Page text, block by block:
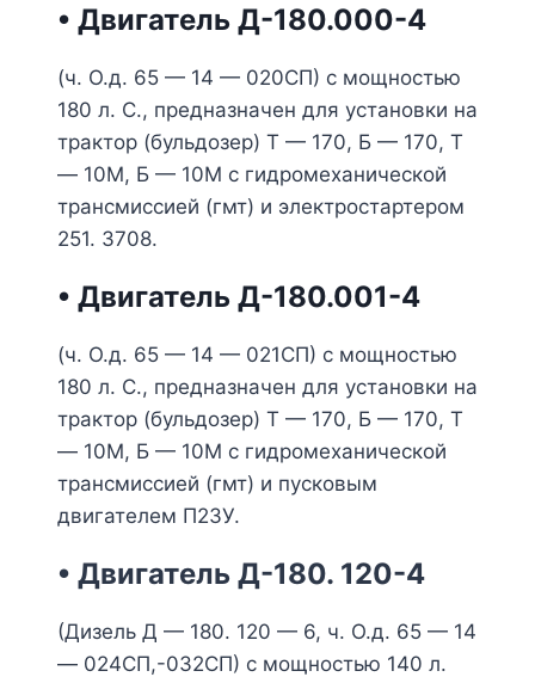
• Двигатель Д-180.000-4
(ч. О.д. 65 — 14 — 020СП) с мощностью
180 л. С., предназначен для установки на
трактор (бульдозер) Т — 170, Б — 170, Т
— 10М, Б — 10М с гидромеханической
трансмиссией (гмт) и электростартером
251. 3708.
• Двигатель Д-180.001-4
(ч. О.д. 65 — 14 — 021СП) с мощностью
180 л. С., предназначен для установки на
трактор (бульдозер) Т — 170, Б — 170, Т
— 10М, Б — 10М с гидромеханической
трансмиссией (гмт) и пусковым
двигателем П23У.
• Двигатель Д-180. 120-4
(Дизель Д — 180. 120 — 6, ч. О.д. 65 — 14
— 024СП,-032СП) с мощностью 140 л.